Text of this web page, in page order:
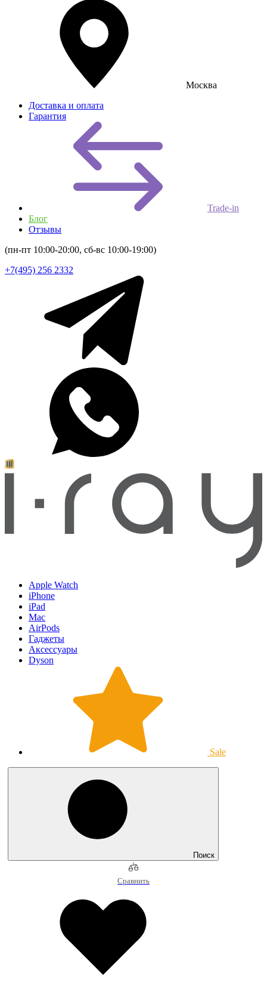
Москва
Доставка и оплата
Гарантия
Trade-in
Блог
Отзывы
(пн-пт 10:00-20:00, сб-вс 10:00-19:00)
+7(495) 256 2332
Apple Watch
iPhone
iPad
Mac
AirPods
Гаджеты
Аксессуары
Dyson
Sale
Поиск
Сравнить